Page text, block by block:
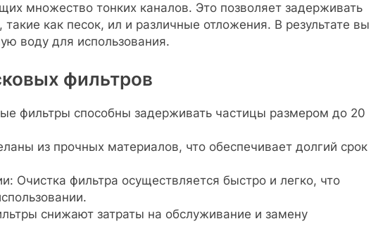
множество тонких каналов. Это позволяет задерживать
как песок, ил и различные отложения. В результате вы
воду для использования.
фильтров
фильтры способны задерживать частицы размером до 20
из прочных материалов, что обеспечивает долгий срок
Очистка фильтра осуществляется быстро и легко, что
снижают затраты на обслуживание и замену